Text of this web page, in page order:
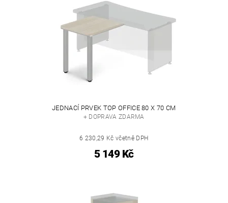
JEDNACÍ PRVEK TOP OFFICE 80 X 70 CM
+ DOPRAVA ZDARMA
6 230,29 Kč včetně DPH
5 149 Kč